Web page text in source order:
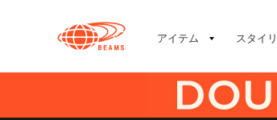
アイテム スタイ